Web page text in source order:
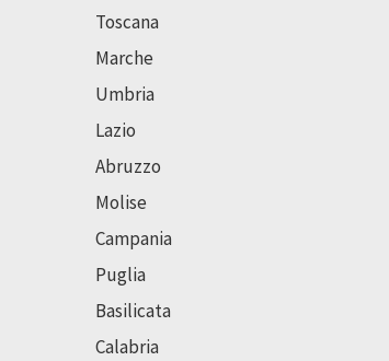
Toscana
Marche
Umbria
Lazio
Abruzzo
Molise
Campania
Puglia
Basilicata
Calabria